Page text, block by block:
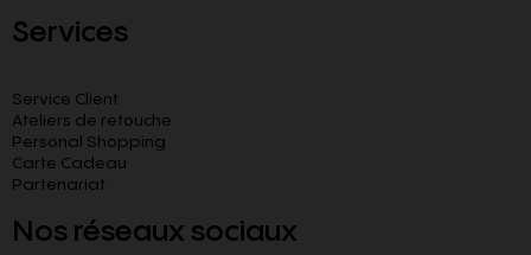
Services
Service Client
Ateliers de retouche
Personal Shopping
Carte Cadeau
Partenariat
Nos réseaux sociaux